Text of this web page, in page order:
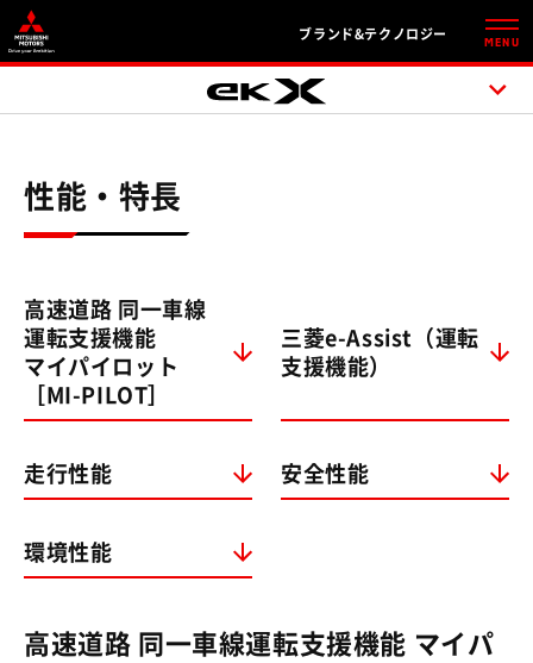
ブランド&テクノロジー
MENU
性能・特長
高速道路 同一車線
運転支援機能
マイパイロット
［MI-PILOT］
三菱e-Assist（運転
支援機能）
走行性能 安全性能
環境性能
高速道路 同一車線運転支援機能 マイパ